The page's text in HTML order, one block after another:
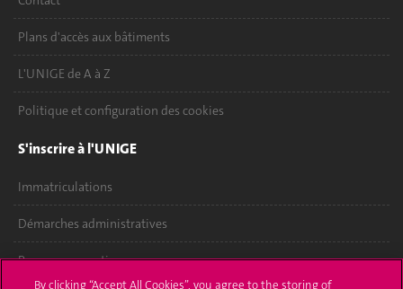
Plans d'accès aux bâtiments
L'UNIGE de A à Z
Politique et configuration des cookies
S'inscrire à l'UNIGE
Immatriculations
Démarches administratives
Poser une question
By clicking “Accept All Cookies”, you agree to the storing of